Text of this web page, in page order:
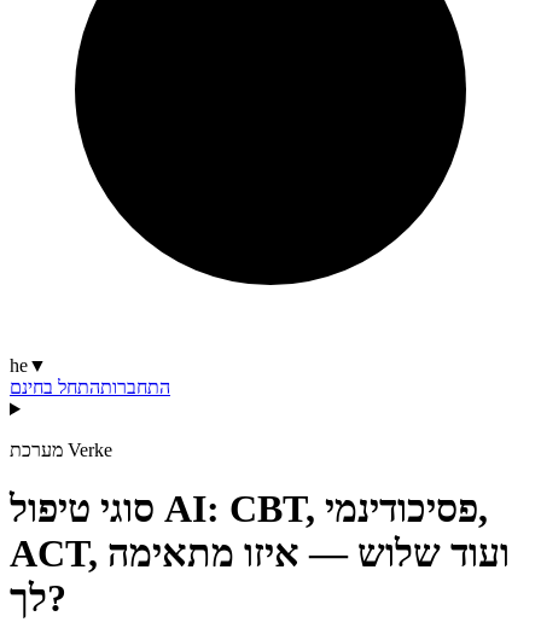
he▼
התחברותהתחל בחינם
מערכת Verke
סוגי טיפול AI: CBT, פסיכודינמי,
ACT, ועוד שלוש — איזו מתאימה
לך?